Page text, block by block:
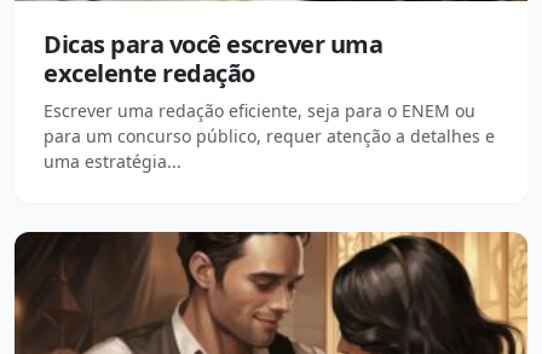
Dicas para você escrever uma
excelente redação
Escrever uma redação eficiente, seja para o ENEM ou
para um concurso público, requer atenção a detalhes e
uma estratégia...